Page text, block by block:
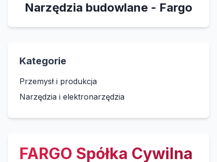
Narzędzia budowlane - Fargo
Kategorie
Przemysł i produkcja
Narzędzia i elektronarzędzia
FARGO Spółka Cywilna